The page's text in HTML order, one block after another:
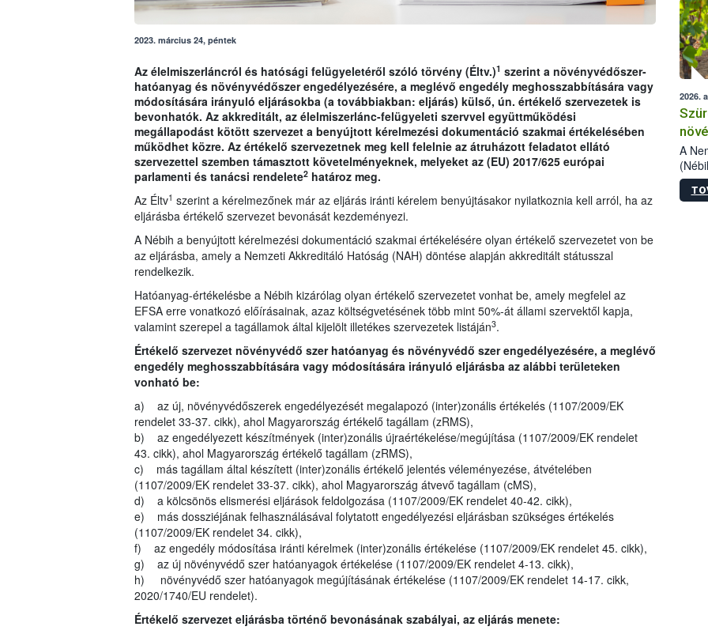
2023. március 24, péntek
Az élelmiszerláncról és hatósági felügyeletéről szóló törvény (Éltv.)1 szerint a növényvédőszer-
hatóanyag és növényvédőszer engedélyezésére, a meglévő engedély meghosszabbítására vagy
módosítására irányuló eljárásokba (a továbbiakban: eljárás) külső, ún. értékelő szervezetek is
bevonhatók. Az akkreditált, az élelmiszerlánc-felügyeleti szervvel együttműködési
megállapodást kötött szervezet a benyújtott kérelmezési dokumentáció szakmai értékelésében
működhet közre. Az értékelő szervezetnek meg kell felelnie az átruházott feladatot ellátó
szervezettel szemben támasztott követelményeknek, melyeket az (EU) 2017/625 európai
parlamenti és tanácsi rendelete2határoz meg.
Az Éltv1 szerint a kérelmezőnek már az eljárás iránti kérelem benyújtásakor nyilatkoznia kell arról, ha az
eljárásba értékelő szervezet bevonását kezdeményezi.
A Nébih a benyújtott kérelmezési dokumentáció szakmai értékelésére olyan értékelő szervezetet von be
az eljárásba, amely a Nemzeti Akkreditáló Hatóság (NAH) döntése alapján akkreditált státusszal
rendelkezik.
Hatóanyag-értékelésbe a Nébih kizárólag olyan értékelő szervezetet vonhat be, amely megfelel az
EFSA erre vonatkozó előírásainak, azaz költségvetésének több mint 50%-át állami szervektől kapja,
valamint szerepel a tagállamok által kijelölt illetékes szervezetek listáján3.
Értékelő szervezet növényvédő szer hatóanyag és növényvédő szer engedélyezésére, a meglévő
engedély meghosszabbítására vagy módosítására irányuló eljárásba az alábbi területeken
vonható be:
a) az új, növényvédőszerek engedélyezését megalapozó (inter)zonális értékelés (1107/2009/EK
rendelet 33-37. cikk), ahol Magyarország értékelő tagállam (zRMS),
b) az engedélyezett készítmények (inter)zonális újraértékelése/megújítása (1107/2009/EK rendelet
43. cikk), ahol Magyarország értékelő tagállam (zRMS),
c) más tagállam által készített (inter)zonális értékelő jelentés véleményezése, átvételében
(1107/2009/EK rendelet 33-37. cikk), ahol Magyarország átvevő tagállam (cMS),
d) a kölcsönös elismerési eljárások feldolgozása (1107/2009/EK rendelet 40-42. cikk),
e) más dossziéjának felhasználásával folytatott engedélyezési eljárásban szükséges értékelés
(1107/2009/EK rendelet 34. cikk),
f) az engedély módosítása iránti kérelmek (inter)zonális értékelése (1107/2009/EK rendelet 45. cikk),
g) az új növényvédő szer hatóanyagok értékelése (1107/2009/EK rendelet 4-13. cikk),
h) növényvédő szer hatóanyagok megújításának értékelése (1107/2009/EK rendelet 14-17. cikk,
2020/1740/EU rendelet).
Értékelő szervezet eljárásba történő bevonásának szabályai, az eljárás menete:
2026.
A